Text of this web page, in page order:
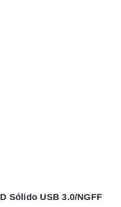
Sólido USB 3.0/NGFF